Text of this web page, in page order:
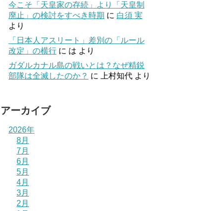
今こそ「天皇家の存続」より「天皇制
廃止」の検討をすべき時期 に 白須 実
より
「日本人アスリート」差別の「ルール
改定」の横行 に は より
ガダルカナル島の戦いとは？なぜ精鋭
部隊は全滅したのか？ に 上村知代 より
アーカイブ
2026年
8月
7月
6月
5月
4月
3月
2月